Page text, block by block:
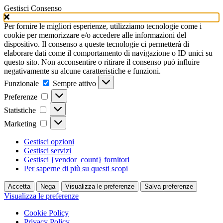
Gestisci Consenso
Per fornire le migliori esperienze, utilizziamo tecnologie come i
cookie per memorizzare e/o accedere alle informazioni del
dispositivo. Il consenso a queste tecnologie ci permetterà di
elaborare dati come il comportamento di navigazione o ID unici su
questo sito. Non acconsentire o ritirare il consenso può influire
negativamente su alcune caratteristiche e funzioni.
Funzionale
Funzionale
Sempre attivo
Preferenze
Preferenze
Statistiche Statistiche
Marketing Marketing
Gestisci opzioni
Gestisci servizi
Gestisci {vendor_count} fornitori
Per saperne di più su questi scopi
Accetta Nega Visualizza le preferenze Salva preferenze
Visualizza le preferenze
Cookie Policy